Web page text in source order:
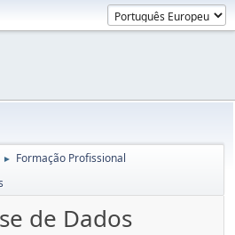
► Formação Profissional
de Dados